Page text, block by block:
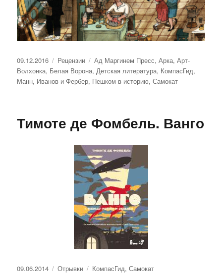
Опубликовано
09.12.2016 Рубрики
Рецензии Метки
Ад Маргинем Пресс,Арка,Арт-
Волхонка, Белая Ворона, Детская литература, КомпасГид,
Манн, Иванов и Фербер, Пешком в историю,Самокат
Тимоте де Фомбель. Ванго
Опубликовано
09.06.2014 Рубрики
Отрывки Метки
КомпасГид,Самокат